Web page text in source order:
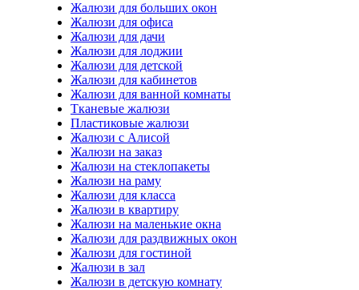
Жалюзи для больших окон
Жалюзи для офиса
Жалюзи для дачи
Жалюзи для лоджии
Жалюзи для детской
Жалюзи для кабинетов
Жалюзи для ванной комнаты
Тканевые жалюзи
Пластиковые жалюзи
Жалюзи с Алисой
Жалюзи на заказ
Жалюзи на стеклопакеты
Жалюзи на раму
Жалюзи для класса
Жалюзи в квартиру
Жалюзи на маленькие окна
Жалюзи для раздвижных окон
Жалюзи для гостиной
Жалюзи в зал
Жалюзи в детскую комнату